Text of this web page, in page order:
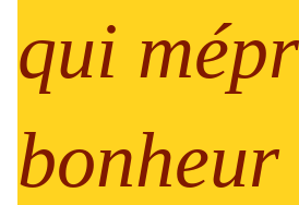
qui
bonheur